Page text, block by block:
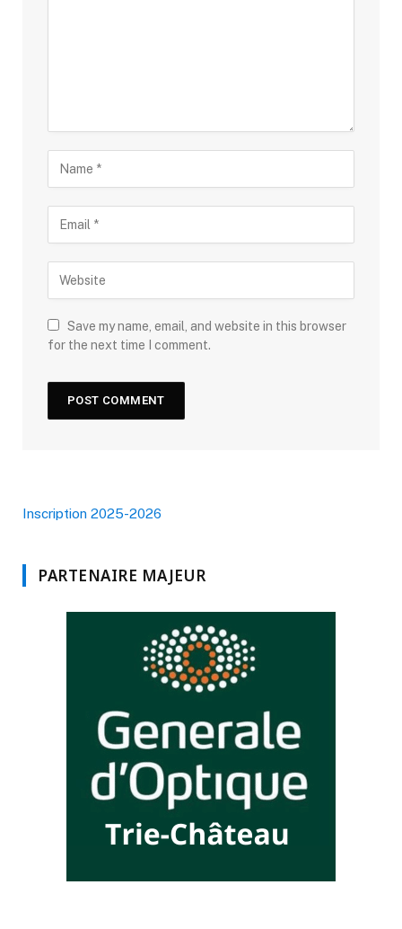
Save my name, email, and website in this browser
for the next time I comment.
Inscription 2025-2026
PARTENAIRE MAJEUR